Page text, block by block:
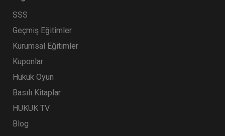
SSS
Geçmiş Eğitimler
Kurumsal Eğitimler
Kuponlar
Hukuk Oyun
Basılı Kitaplar
HUKUK TV
Blog